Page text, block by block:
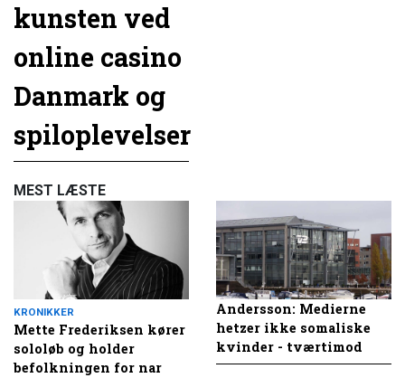
kunsten ved
online casino
Danmark og
spiloplevelser
MEST LÆSTE
KRONIKKER
Mette Frederiksen kører
sololøb og holder
befolkningen for nar
Andersson: Medierne
hetzer ikke somaliske
kvinder - tværtimod